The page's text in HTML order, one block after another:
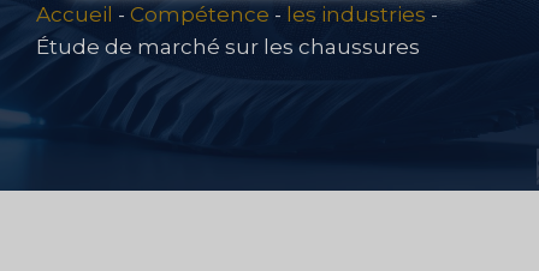
Accueil - Compétence - les industries -
Étude de marché sur les chaussures